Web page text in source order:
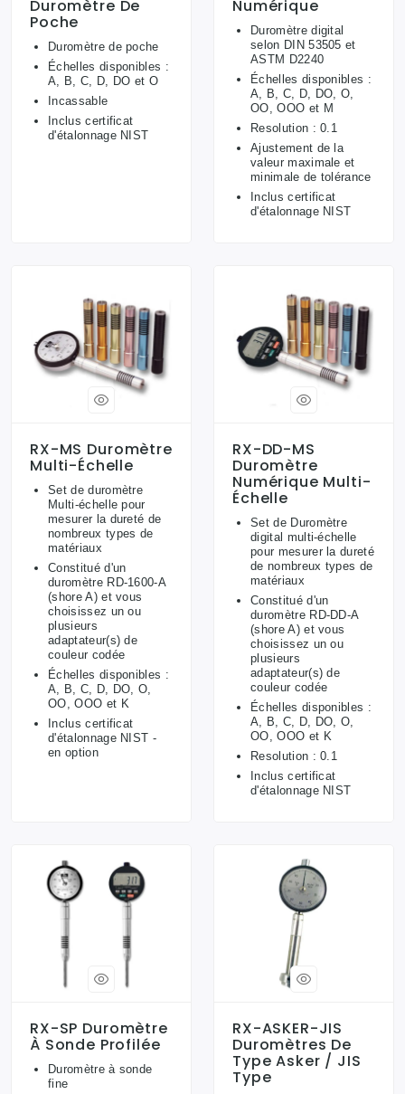
Duromètre De
Poche
Duromètre de poche
Échelles disponibles :
A, B, C, D, DO et O
Incassable
Inclus certificat
d'étalonnage NIST
Numérique
Duromètre digital
selon DIN 53505 et
ASTM D2240
Échelles disponibles :
A, B, C, D, DO, O,
OO, OOO et M
Resolution : 0.1
Ajustement de la
valeur maximale et
minimale de tolérance
Inclus certificat
d'étalonnage NIST
RX-MS Duromètre
Multi-Échelle
Set de duromètre
Multi-échelle pour
mesurer la dureté de
nombreux types de
matériaux
Constitué d'un
duromètre RD-1600-A
(shore A) et vous
choisissez un ou
plusieurs
adaptateur(s) de
couleur codée
Échelles disponibles :
A, B, C, D, DO, O,
OO, OOO et K
Inclus certificat
d'étalonnage NIST -
en option
RX-DD-MS
Duromètre
Numérique Multi-
Échelle
Set de Duromètre
digital multi-échelle
pour mesurer la dureté
de nombreux types de
matériaux
Constitué d'un
duromètre RD-DD-A
(shore A) et vous
choisissez un ou
plusieurs
adaptateur(s) de
couleur codée
Échelles disponibles :
A, B, C, D, DO, O,
OO, OOO et K
Resolution : 0.1
Inclus certificat
d'étalonnage NIST
RX-SP Duromètre
À Sonde Profilée
Duromètre à sonde
fine
RX-ASKER-JIS
Duromètres De
Type Asker / JIS
Type